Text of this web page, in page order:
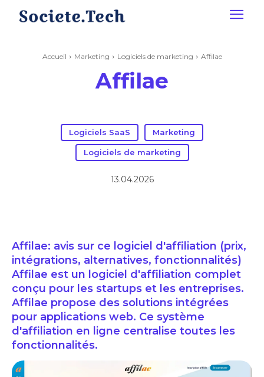
Accueil Marketing Logiciels de marketing Affilae
Affilae
Logiciels SaaS Marketing
Logiciels de marketing
13.04.2026
Affilae: avis sur ce logiciel d'affiliation (prix,
intégrations, alternatives, fonctionnalités)
Affilae est un logiciel d'affiliation complet
conçu pour les startups et les entreprises.
Affilae propose des solutions intégrées
pour applications web. Ce système
d'affiliation en ligne centralise toutes les
fonctionnalités.